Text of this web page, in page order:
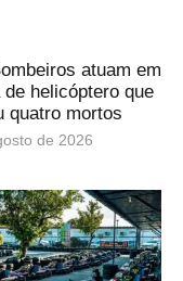
atuam em
de helicóptero que
quatro mortos
de 2026